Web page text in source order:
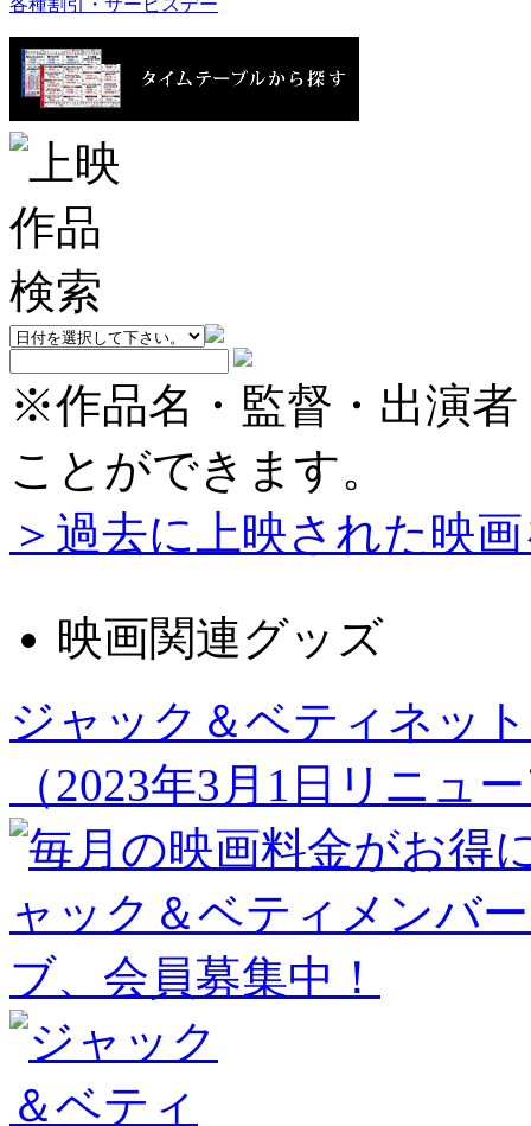
各種割引・サービスデー
※作品名・監督・出演
ことができます。
＞過去に上映された映
映画関連グッズ
ジャック＆ベティネッ
（2023年3月1日リニュ